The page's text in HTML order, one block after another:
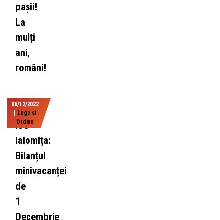
pașii!
La
mulți
ani,
români!
06/12/2022
Lege si
Ordine
ISU
Ialomița:
Bilanțul
minivacanței
de
1
Decembrie